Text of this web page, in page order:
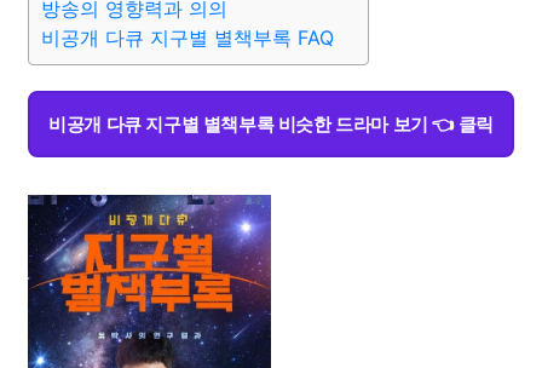
방송의 영향력과 의의
비공개 다큐 지구별 별책부록 FAQ
비공개 다큐 지구별 별책부록 비슷한 드라마 보기 👈 클릭